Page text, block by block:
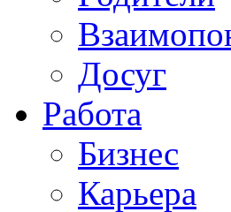
Досуг
Работа
Бизнес
Карьера